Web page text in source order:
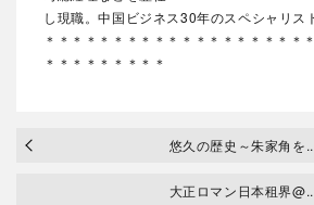
し現職。中国ビジネス30年のスペシャリス
＊＊＊＊＊＊＊＊＊＊＊＊＊＊＊＊＊＊＊
＊＊＊＊＊＊＊＊＊
悠久の歴史～朱家角を
大正ロマン日本租界